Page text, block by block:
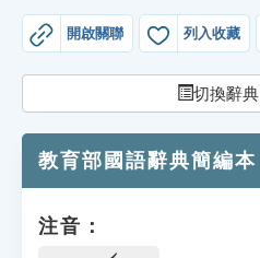
教學應用
貓頭鷹博士
開啟關聯 列入收藏
切換辭典
教育部國語辭典簡編本
注音：